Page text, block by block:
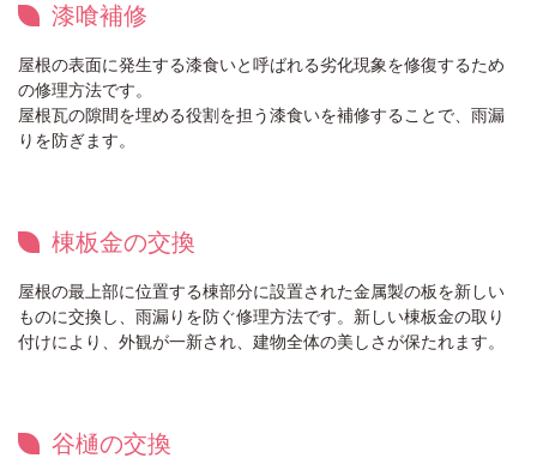
漆喰補修
屋根の表面に発生する漆食いと呼ばれる劣化現象を修復するため
の修理方法です。
屋根瓦の隙間を埋める役割を担う漆食いを補修することで、雨漏
りを防ぎます。
棟板金の交換
屋根の最上部に位置する棟部分に設置された金属製の板を新しい
ものに交換し、雨漏りを防ぐ修理方法です。新しい棟板金の取り
付けにより、外観が一新され、建物全体の美しさが保たれます。
谷樋の交換